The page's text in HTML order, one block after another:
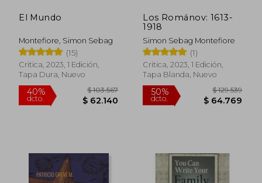
El Mundo
Montefiore, Simon Sebag
(15)
Critica, 2023, 1 Edición,
Tapa Dura, Nuevo
40%
dcto.
$ 103.567
$ 62.140
Los Románov: 1613-
1918
Simon Sebag Montefiore
(1)
Critica, 2023, 1 Edición,
Tapa Blanda, Nuevo
50%
dcto.